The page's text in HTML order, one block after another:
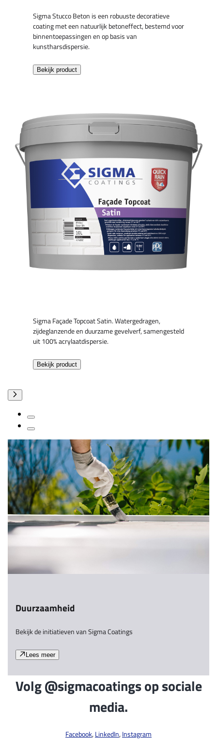
Sigma Stucco Beton is een robuuste decoratieve
coating met een natuurlijk betoneffect, bestemd voor
binnentoepassingen en op basis van
kunstharsdispersie.
Bekijk product
Sigma Façade Topcoat Satin. Watergedragen,
zijdeglanzende en duurzame gevelverf, samengesteld
uit 100% acrylaatdispersie.
Bekijk product
Duurzaamheid
Bekijk de initiatieven van Sigma Coatings
Lees meer
Volg @sigmacoatings op sociale
media.
Facebook,LinkedIn,Instagram